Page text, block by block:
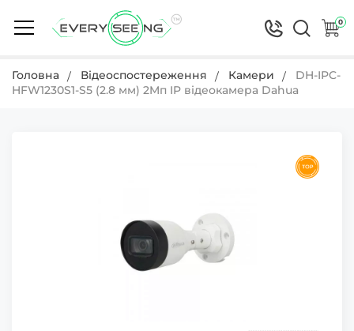
0
Головна Відеоспостереження Камери
DH-IPC-
HFW1230S1-S5 (2.8 мм) 2Mп IP відеокамера Dahua